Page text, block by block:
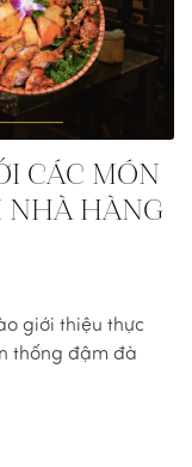
CÁC MÓN
NHÀ HÀNG
giới thiệu thực
thống đậm đà